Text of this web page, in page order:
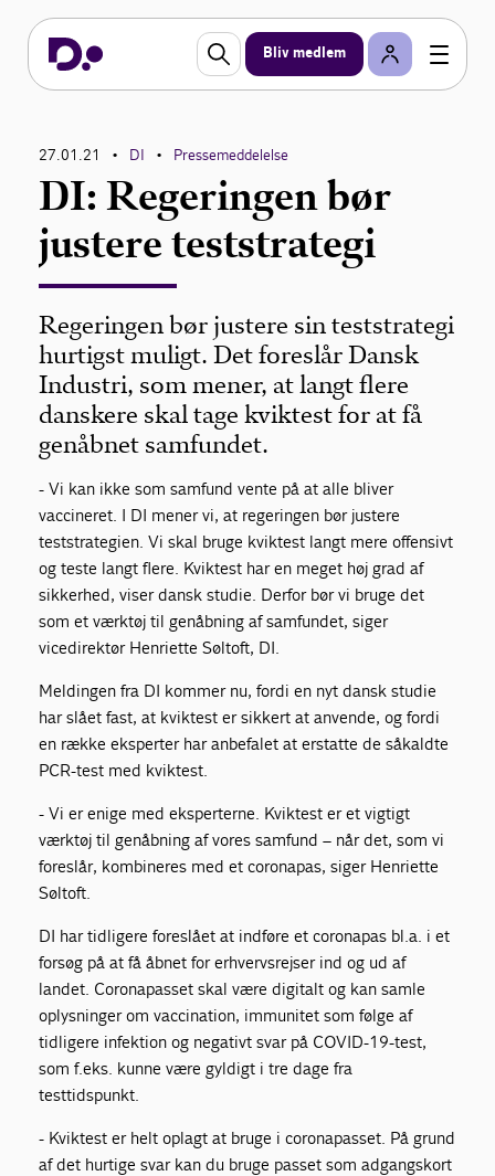
Bliv medlem
27.01.21 • DI • Pressemeddelelse
DI: Regeringen bør
justere teststrategi
Regeringen bør justere sin teststrategi
hurtigst muligt. Det foreslår Dansk
Industri, som mener, at langt flere
danskere skal tage kviktest for at få
genåbnet samfundet.
- Vi kan ikke som samfund vente på at alle bliver
vaccineret. I DI mener vi, at regeringen bør justere
teststrategien. Vi skal bruge kviktest langt mere offensivt
og teste langt flere. Kviktest har en meget høj grad af
sikkerhed, viser dansk studie. Derfor bør vi bruge det
som et værktøj til genåbning af samfundet, siger
vicedirektør Henriette Søltoft, DI.
Meldingen fra DI kommer nu, fordi en nyt dansk studie
har slået fast, at kviktest er sikkert at anvende, og fordi
en række eksperter har anbefalet at erstatte de såkaldte
PCR-test med kviktest.
- Vi er enige med eksperterne. Kviktest er et vigtigt
værktøj til genåbning af vores samfund – når det, som vi
foreslår, kombineres med et coronapas, siger Henriette
Søltoft.
DI har tidligere foreslået at indføre et coronapas bl.a. i et
forsøg på at få åbnet for erhvervsrejser ind og ud af
landet. Coronapasset skal være digitalt og kan samle
oplysninger om vaccination, immunitet som følge af
tidligere infektion og negativt svar på COVID-19-test,
som f.eks. kunne være gyldigt i tre dage fra
testtidspunkt.
- Kviktest er helt oplagt at bruge i coronapasset. På grund
af det hurtige svar kan du bruge passet som adgangskort